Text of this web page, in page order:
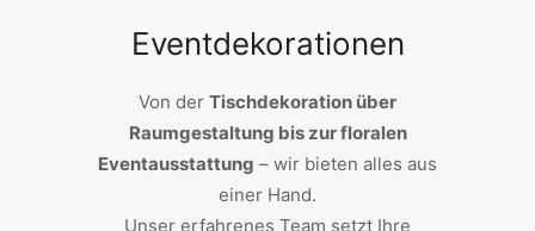
Eventdekorationen
Von der Tischdekoration über
Raumgestaltung bis zur floralen
Eventausstattung – wir bieten alles aus
einer Hand.
Unser erfahrenes Team setzt Ihre